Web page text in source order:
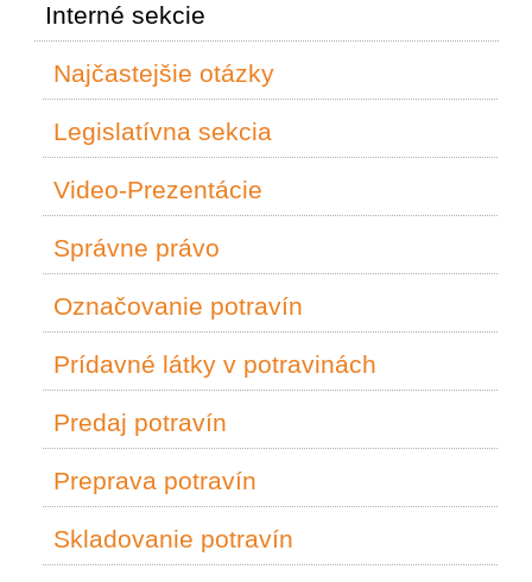
Interné sekcie
Najčastejšie otázky
Legislatívna sekcia
Video-Prezentácie
Správne právo
Označovanie potravín
Prídavné látky v potravinách
Predaj potravín
Preprava potravín
Skladovanie potravín